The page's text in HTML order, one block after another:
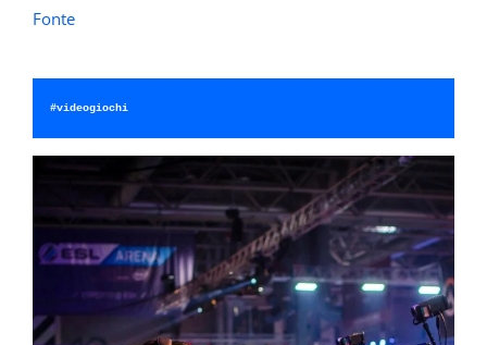
Fonte
#videogiochi